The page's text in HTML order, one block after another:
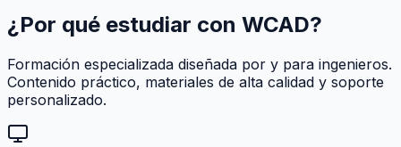
¿Por qué estudiar con WCAD?
Formación especializada diseñada por y para ingenieros.
Contenido práctico, materiales de alta calidad y soporte
personalizado.